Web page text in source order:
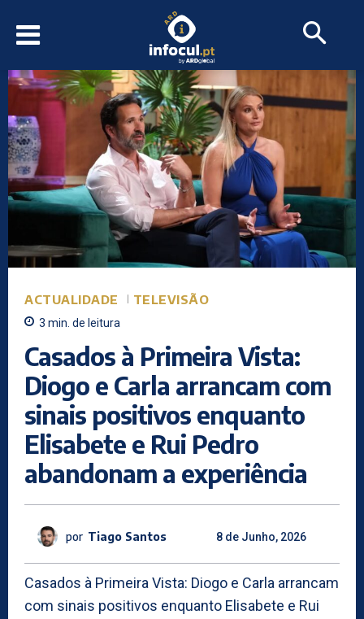
ACTUALIDADE TELEVISÃO
3 min. de leitura
Casados à Primeira Vista:
Diogo e Carla arrancam com
sinais positivos enquanto
Elisabete e Rui Pedro
abandonam a experiência
por Tiago Santos 8 de Junho, 2026
Casados à Primeira Vista: Diogo e Carla arrancam
com sinais positivos enquanto Elisabete e Rui